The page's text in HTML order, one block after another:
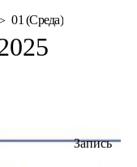
01 (Среда)
Запись